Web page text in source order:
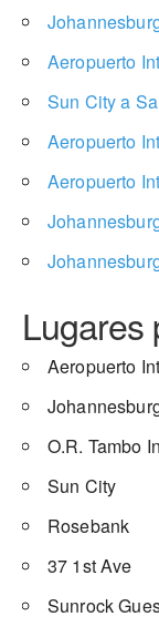
Aeropuerto
Sun City a
Aeropuerto
Aeropuerto Internacional
Lugares
Aeropuerto
O.R. Tambo
Sun City
Rosebank
37 1st Ave
Sunrock